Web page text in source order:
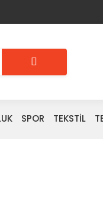
SPOR TEKSTİL